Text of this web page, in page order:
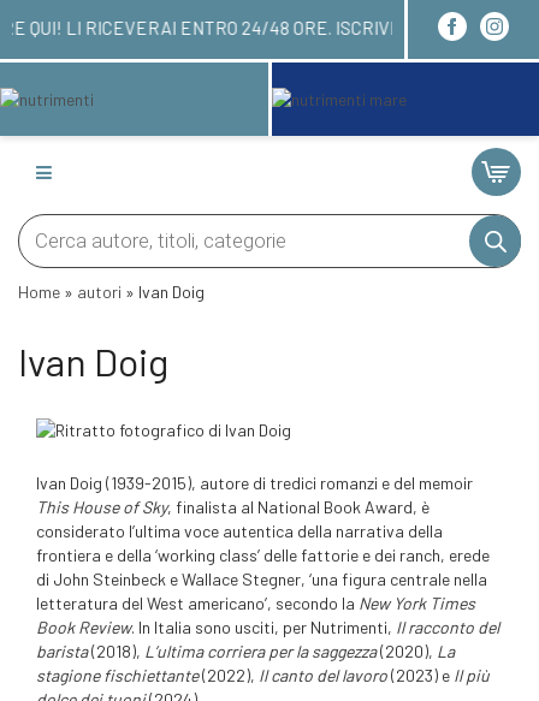
QUI! LI RICEVERAI ENTRO 24/48
Products
search
Home » autori » Ivan Doig
Ivan Doig
Ivan Doig (1939-2015), autore di tredici romanzi e del memoir
This House of Sky, finalista al National Book Award, è
considerato l’ultima voce autentica della narrativa della
frontiera e della ‘working class’ delle fattorie e dei ranch, erede
di John Steinbeck e Wallace Stegner, ‘una figura centrale nella
letteratura del West americano’, secondo la New York Times
Book Review. In Italia sono usciti, per Nutrimenti, Il racconto del
barista(2018), L’ultima corriera per la saggezza(2020), La
stagione fischiettante(2022), Il canto del lavoro(2023) e Il più